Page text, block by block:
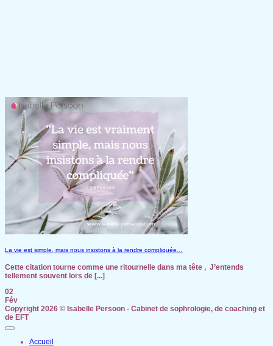
La vie est simple, mais nous insistons à la rendre compliquée…
Cette citation tourne comme une ritournelle dans ma tête , J’entends
tellement souvent lors de [...]
02
Fév
Copyright 2026 © Isabelle Persoon - Cabinet de sophrologie, de coaching et
de EFT
Accueil